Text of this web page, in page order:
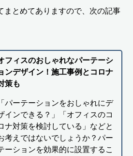
まとめてありますので、次の記事
フィスのおしゃれなパーテーシ
ンデザイン！施工事例とコロナ
策も
「パーテーションをおしゃれにデ
インできる？」「オフィスのコ
ナ対策を検討している」などと
考えではないでしょうか？パー
ーションを効果的に設置するこ